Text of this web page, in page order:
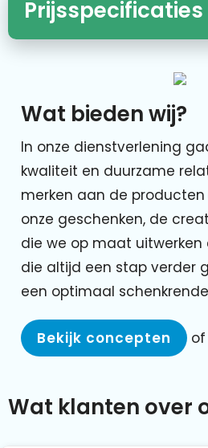
Prijsspecificaties
Wat bieden wij?
In onze dienstverlening
kwaliteit en duurzame
merken aan de
onze geschenken, de
die we op maat uitwerken
die altijd een stap verder
een optimaal
Bekijk concepten of
Wat klanten over